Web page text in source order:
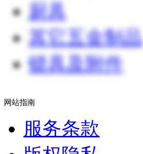
厨具
其它五金制品
锁具及附件
网站指南
服务条款